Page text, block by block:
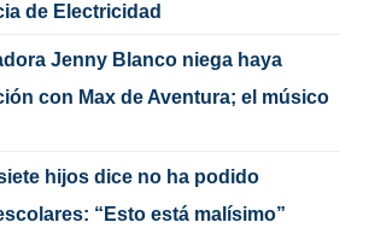
de Electricidad
Jenny Blanco niega haya
con Max de Aventura; el músico
hijos dice no ha podido
“Esto está malísimo”